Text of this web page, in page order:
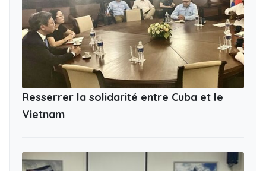
Resserrer la solidarité entre Cuba et le
Vietnam